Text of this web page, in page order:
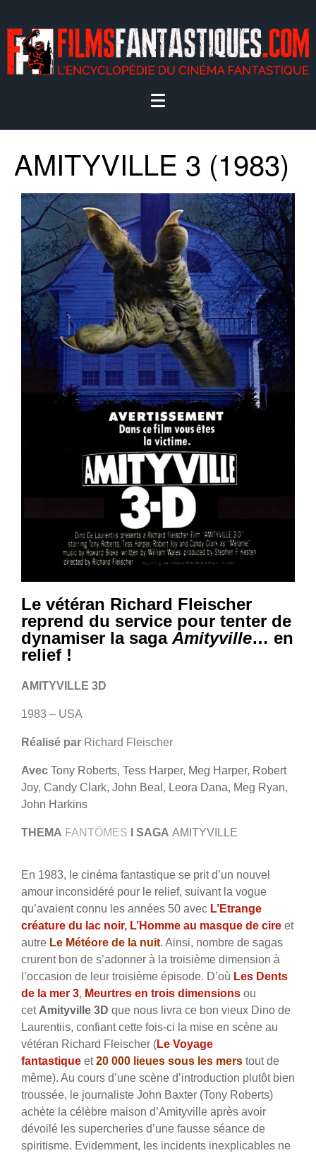
AMITYVILLE 3 (1983)
Le vétéran Richard Fleischer
reprend du service pour tenter de
dynamiser la saga Amityville… en
relief !
AMITYVILLE 3D
1983 – USA
Réalisé par Richard Fleischer
Avec Tony Roberts, Tess Harper, Meg Harper, Robert
Joy, Candy Clark, John Beal, Leora Dana, Meg Ryan,
John Harkins
THEMA FANTÔMES SAGA AMITYVILLE
En 1983, le cinéma fantastique se prit d’un nouvel
amour inconsidéré pour le relief, suivant la vogue
qu’avaient connu les années 50 avec L’Etrange
créature du lac noir, L’Homme au masque de cire et
autre Le Météore de la nuit. Ainsi, nombre de sagas
crurent bon de s’adonner à la troisième dimension à
l’occasion de leur troisième épisode. D’où Les Dents
de la mer 3, Meurtres en trois dimensions ou
cet Amityville 3D que nous livra ce bon vieux Dino de
Laurentiis, confiant cette fois-ci la mise en scène au
vétéran Richard Fleischer (Le Voyage
fantastique et20 000 lieues sous les mers tout de
même). Au cours d’une scène d’introduction plutôt bien
troussée, le journaliste John Baxter (Tony Roberts)
achète la célèbre maison d’Amityville après avoir
dévoilé les supercheries d’une fausse séance de
spiritisme. Evidemment, les incidents inexplicables ne